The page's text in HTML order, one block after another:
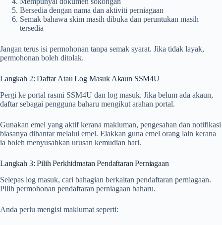
Bersedia dengan nama dan aktiviti perniagaan
Semak bahawa skim masih dibuka dan peruntukan masih
tersedia
Jangan terus isi permohonan tanpa semak syarat. Jika tidak layak,
permohonan boleh ditolak.
Langkah 2: Daftar Atau Log Masuk Akaun SSM4U
Pergi ke portal rasmi SSM4U dan log masuk. Jika belum ada akaun,
daftar sebagai pengguna baharu mengikut arahan portal.
Gunakan emel yang aktif kerana makluman, pengesahan dan notifikasi
biasanya dihantar melalui emel. Elakkan guna emel orang lain kerana
ia boleh menyusahkan urusan kemudian hari.
Langkah 3: Pilih Perkhidmatan Pendaftaran Perniagaan
Selepas log masuk, cari bahagian berkaitan pendaftaran perniagaan.
Pilih permohonan pendaftaran perniagaan baharu.
Anda perlu mengisi maklumat seperti: